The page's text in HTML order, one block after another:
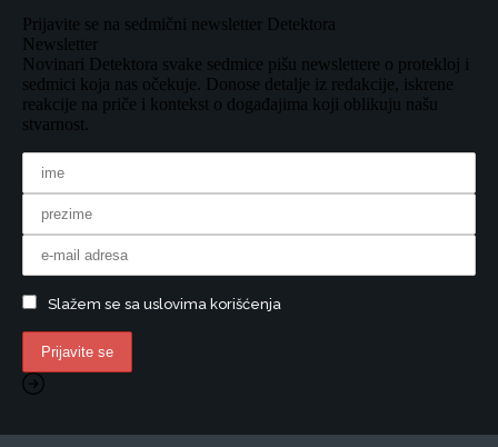
Prijavite se na sedmični newsletter Detektora
Newsletter
Novinari Detektora svake sedmice pišu newslettere o protekloj i
sedmici koja nas očekuje. Donose detalje iz redakcije, iskrene
reakcije na priče i kontekst o događajima koji oblikuju našu
stvarnost.
Slažem se sa uslovima korišćenja